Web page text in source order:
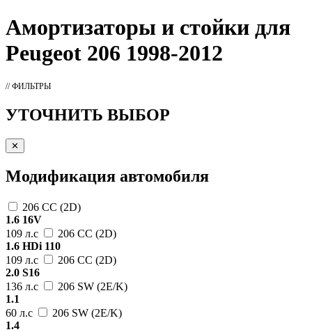
Амортизаторы и стойки для
Peugeot 206 1998-2012
// ФИЛЬТРЫ
УТОЧНИТЬ ВЫБОР
✕
Модификация автомобиля
206 CC (2D)
1.6 16V
109 л.с
206 CC (2D)
1.6 HDi 110
109 л.с
206 CC (2D)
2.0 S16
136 л.с
206 SW (2E/K)
1.1
60 л.с
206 SW (2E/K)
1.4